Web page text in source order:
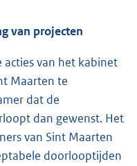
van projecten
acties van het kabinet
Maarten te
dat de
dan gewenst. Het
van Sint Maarten
doorlooptijden